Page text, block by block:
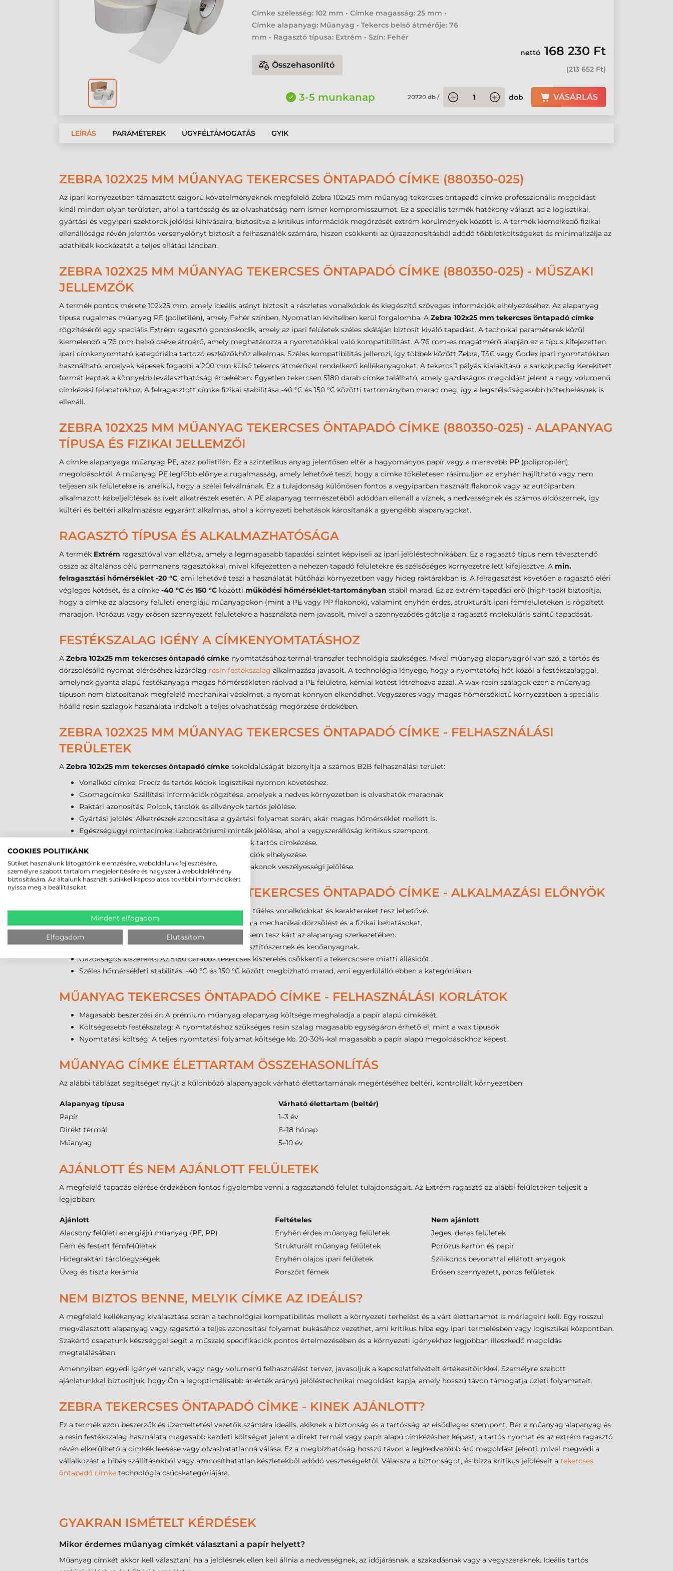
Címke szélesség: 102 mm • Címke magasság: 25 mm •
Címke alapanyag: Műanyag • Tekercs belső átmérője: 76
mm • Ragasztó típusa: Extrém • Szín: Fehér
Összehasonlító
nettó 168 230 Ft
(213 652 Ft)
3-5 munkanap 20720 db/ dob VÁSÁRLÁS
LEÍRÁS PARAMÉTEREK ÜGYFÉLTÁMOGATÁS GYIK
ZEBRA 102X25 MM MŰANYAG TEKERCSES ÖNTAPADÓ CÍMKE (880350-025)
Az ipari környezetben támasztott szigorú követelményeknek megfelelő Zebra 102x25 mm műanyag tekercses öntapadó címke professzionális megoldást
kínál minden olyan területen, ahol a tartósság és az olvashatóság nem ismer kompromisszumot. Ez a speciális termék hatékony választ ad a logisztikai,
gyártási és vegyipari szektorok jelölési kihívásaira, biztosítva a kritikus információk megőrzését extrém körülmények között is. A termék kiemelkedő fizikai
ellenállósága révén jelentős versenyelőnyt biztosít a felhasználók számára, hiszen csökkenti az újraazonosításból adódó többletköltségeket és minimalizálja az
adathibák kockázatát a teljes ellátási láncban.
ZEBRA 102X25 MM MŰANYAG TEKERCSES ÖNTAPADÓ CÍMKE (880350-025) - MŰSZAKI
JELLEMZŐK
A termék pontos mérete 102x25 mm, amely ideális arányt biztosít a részletes vonalkódok és kiegészítő szöveges információk elhelyezéséhez. Az alapanyag
típusa rugalmas műanyag PE (polietilén), amely Fehér színben, Nyomatlan kivitelben kerül forgalomba. A Zebra 102x25 mm tekercses öntapadó címke
rögzítéséről egy speciális Extrém ragasztó gondoskodik, amely az ipari felületek széles skáláján biztosít kiváló tapadást. A technikai paraméterek közül
kiemelendő a 76 mm belső cséve átmérő, amely meghatározza a nyomtatókkal való kompatibilitást. A 76 mm-es magátmérő alapján ez a típus kifejezetten
ipari címkenyomtató kategóriába tartozó eszközökhöz alkalmas. Széles kompatibilitás jellemzi, így többek között Zebra, TSC vagy Godex ipari nyomtatókban
használható, amelyek képesek fogadni a 200 mm külső tekercs átmérővel rendelkező kellékanyagokat. A tekercs 1 pályás kialakítású, a sarkok pedig Kerekített
formát kaptak a könnyebb leválaszthatóság érdekében. Egyetlen tekercsen 5180 darab címke található, amely gazdaságos megoldást jelent a nagy volumenű
címkézési feladatokhoz. A felragasztott címke fizikai stabilitása -40 °C és 150 °C közötti tartományban marad meg, így a legszélsőségesebb hőterhelésnek is
ellenáll.
ZEBRA 102X25 MM MŰANYAG TEKERCSES ÖNTAPADÓ CÍMKE (880350-025) - ALAPANYAG
TÍPUSA ÉS FIZIKAI JELLEMZŐI
A címke alapanyaga műanyag PE, azaz polietilén. Ez a szintetikus anyag jelentősen eltér a hagyományos papír vagy a merevebb PP (polipropilén)
megoldásoktól. A műanyag PE legfőbb előnye a rugalmasság, amely lehetővé teszi, hogy a címke tökéletesen rásimuljon az enyhén hajlítható vagy nem
teljesen sík felületekre is, anélkül, hogy a szélei felválnának. Ez a tulajdonság különösen fontos a vegyiparban használt flakonok vagy az autóiparban
alkalmazott kábeljelölések és ívelt alkatrészek esetén. A PE alapanyag természetéből adódóan ellenáll a víznek, a nedvességnek és számos oldószernek, így
kültéri és beltéri alkalmazásra egyaránt alkalmas, ahol a környezeti behatások károsítanák a gyengébb alapanyagokat.
RAGASZTÓ TÍPUSA ÉS ALKALMAZHATÓSÁGA
A termék Extrém ragasztóval van ellátva, amely a legmagasabb tapadási szintet képviseli az ipari jelöléstechnikában. Ez a ragasztó típus nem tévesztendő
össze az általános célú permanens ragasztókkal, mivel kifejezetten a nehezen tapadó felületekre és szélsőséges környezetre lett kifejlesztve. A min.
felragasztási hőmérséklet -20 °C, ami lehetővé teszi a használatát hűtőházi környezetben vagy hideg raktárakban is. A felragasztást követően a ragasztó eléri
végleges kötését, és a címke -40 °C és 150 °C közötti működési hőmérséklet-tartományban stabil marad. Ez az extrém tapadási erő (high-tack) biztosítja,
hogy a címke az alacsony felületi energiájú műanyagokon (mint a PE vagy PP flakonok), valamint enyhén érdes, strukturált ipari fémfelületeken is rögzített
maradjon. Porózus vagy erősen szennyezett felületekre a használata nem javasolt, mivel a szennyeződés gátolja a ragasztó molekuláris szintű tapadását.
FESTÉKSZALAG IGÉNY A CÍMKENYOMTATÁSHOZ
A Zebra 102x25 mm tekercses öntapadó címke nyomtatásához termál-transzfer technológia szükséges. Mivel műanyag alapanyagról van szó, a tartós és
dörzsölésálló nyomat eléréséhez kizárólag resin festékszalag alkalmazása javasolt. A technológia lényege, hogy a nyomtatófej hőt közöl a festékszalaggal,
amelynek gyanta alapú festékanyaga magas hőmérsékleten ráolvad a PE felületre, kémiai kötést létrehozva azzal. A wax-resin szalagok ezen a műanyag
típuson nem biztosítanak megfelelő mechanikai védelmet, a nyomat könnyen elkenődhet. Vegyszeres vagy magas hőmérsékletű környezetben a speciális
hőálló resin szalagok használata indokolt a teljes olvashatóság megőrzése érdekében.
ZEBRA 102X25 MM MŰANYAG TEKERCSES ÖNTAPADÓ CÍMKE - FELHASZNÁLÁSI
TERÜLETEK
A Zebra 102x25 mm tekercses öntapadó címke sokoldalúságát bizonyítja a számos B2B felhasználási terület:
Vonalkód címke: Precíz és tartós kódok logisztikai nyomon követéshez.
Csomagcímke: Szállítási információk rögzítése, amelyek a nedves környezetben is olvashatók maradnak.
Raktári azonosítás: Polcok, tárolók és állványok tartós jelölése.
Gyártási jelölés: Alkatrészek azonosítása a gyártási folyamat során, akár magas hőmérséklet mellett is.
Egészségügyi mintacímke: Laboratóriumi minták jelölése, ahol a vegyszerállóság kritikus szempont.
Elektronikai ipar: Áramköri lapok és készülékházak tartós címkézése.
Autóipar: Alkatrész-azonosítás és szerviz információk elhelyezése.
Vegyipar: Vegyszereket tartalmazó tartályok és flakonok veszélyességi jelölése.
ZEBRA 102X25 MM MŰANYAG TEKERCSES ÖNTAPADÓ CÍMKE - ALKALMAZÁSI ELŐNYÖK
Prémium nyomtatási minőség: A sima PE felület tűéles vonalkódokat és karaktereket tesz lehetővé.
Ellenáll az extrém igénybevételnek: Kiválóan bírja a mechanikai dörzsölést és a fizikai behatásokat.
Kültéri tartósság: Az UV-sugárzás és a csapadék sem tesz kárt az alapanyag szerkezetében.
Olaj és vegyszerállóság: Ellenáll a legtöbb ipari tisztítószernek és kenőanyagnak.
Gazdaságos kiszerelés: Az 5180 darabos tekercses kiszerelés csökkenti a tekercscsere miatti állásidőt.
Széles hőmérsékleti stabilitás: -40 °C és 150 °C között megbízható marad, ami egyedülálló ebben a kategóriában.
MŰANYAG TEKERCSES ÖNTAPADÓ CÍMKE - FELHASZNÁLÁSI KORLÁTOK
Magasabb beszerzési ár: A prémium műanyag alapanyag költsége meghaladja a papír alapú címkékét.
Költségesebb festékszalag: A nyomtatáshoz szükséges resin szalag magasabb egységáron érhető el, mint a wax típusok.
Nyomtatási költség: A teljes nyomtatási folyamat költsége kb. 20-30%-kal magasabb a papír alapú megoldásokhoz képest.
MŰANYAG CÍMKE ÉLETTARTAM ÖSSZEHASONLÍTÁS
Az alábbi táblázat segítséget nyújt a különböző alapanyagok várható élettartamának megértéséhez beltéri, kontrollált környezetben:
Alapanyag típusa
Várható élettartam (beltér)
Papír
1–3 év
Direkt termál
6–18 hónap
Műanyag
5–10 év
AJÁNLOTT ÉS NEM AJÁNLOTT FELÜLETEK
A megfelelő tapadás elérése érdekében fontos figyelembe venni a ragasztandó felület tulajdonságait. Az Extrém ragasztó az alábbi felületeken teljesít a
legjobban:
Ajánlott Feltételes
Nem ajánlott
Alacsony felületi energiájú műanyag (PE, PP)
Enyhén érdes műanyag felületek
Jeges, deres felületek
Fém és festett fémfelületek
Strukturált műanyag felületek
Porózus karton és papír
Hidegraktári tárolóegységek
Enyhén olajos ipari felületek
Szilikonos bevonattal ellátott anyagok
Üveg és tiszta kerámia
Porszórt fémek Erősen szennyezett, poros felületek
NEM BIZTOS BENNE, MELYIK CÍMKE AZ IDEÁLIS?
A megfelelő kellékanyag kiválasztása során a technológiai kompatibilitás mellett a környezeti terhelést és a várt élettartamot is mérlegelni kell. Egy rosszul
megválasztott alapanyag vagy ragasztó a teljes azonosítási folyamat bukásához vezethet, ami kritikus hiba egy ipari termelésben vagy logisztikai központban.
Szakértő csapatunk készséggel segít a műszaki specifikációk pontos értelmezésében és a környezeti igényekhez legjobban illeszkedő megoldás
megtalálásában.
Amennyiben egyedi igényei vannak, vagy nagy volumenű felhasználást tervez, javasoljuk a kapcsolatfelvételt értékesítőinkkel. Személyre szabott
ajánlatunkkal biztosítjuk, hogy Ön a legoptimálisabb ár-érték arányú jelöléstechnikai megoldást kapja, amely hosszú távon támogatja üzleti folyamatait.
ZEBRA TEKERCSES ÖNTAPADÓ CÍMKE - KINEK AJÁNLOTT?
Ez a termék azon beszerzők és üzemeltetési vezetők számára ideális, akiknek a biztonság és a tartósság az elsődleges szempont. Bár a műanyag alapanyag és
a resin festékszalag használata magasabb kezdeti költséget jelent a direkt termál vagy papír alapú címkézéshez képest, a tartós nyomat és az extrém ragasztó
révén elkerülhető a címkék leesése vagy olvashatatlanná válása. Ez a megbízhatóság hosszú távon a legkedvezőbb árú megoldást jelenti, mivel megvédi a
vállalkozást a hibás szállításokból vagy azonosíthatatlan készletekből adódó veszteségektől. Válassza a biztonságot, és bízza kritikus jelöléseit a tekercses
öntapadó címke technológia csúcskategóriájára.
GYAKRAN ISMÉTELT KÉRDÉSEK
Mikor érdemes műanyag címkét választani a papír helyett?
Műanyag címkét akkor kell választani, ha a jelölésnek ellen kell állnia a nedvességnek, az időjárásnak, a szakadásnak vagy a vegyszereknek. Ideális tartós
COOKIES POLITIKÁNK
Sütiket használunk látogatóink elemzésére, weboldalunk fejlesztésére,
személyre szabott tartalom megjelenítésére és nagyszerű weboldalélmény
biztosítására. Az általunk használt sütikkel kapcsolatos további információkért
nyissa meg a beállításokat.
Mindent elfogadom
Elfogadom Elutasítom